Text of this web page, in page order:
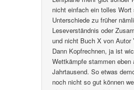
nicht einfach ein tolles
Unterschiede zu früher
Leseverständnis oder
und nicht Buch X von Autor
Dann Kopfrechnen, ja ist
Wettkämpfe stammen eben
Jahrtausend. So etwas
noch nicht so gut können